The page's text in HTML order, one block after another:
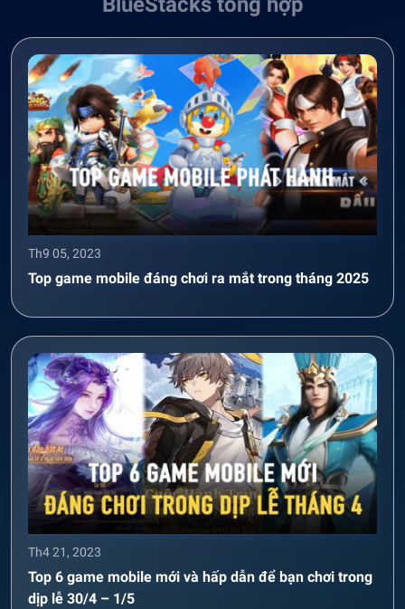
Th9 05, 2023
Top game mobile đáng chơi ra mắt trong tháng 2025
Th4 21, 2023
Top 6 game mobile mới và hấp dẫn để bạn chơi trong
dịp lễ 30/4 – 1/5